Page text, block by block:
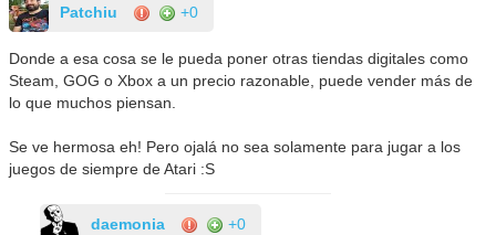
Patchiu +0
Donde a esa cosa se le pueda poner otras tiendas digitales como
Steam, GOG o Xbox a un precio razonable, puede vender más de
lo que muchos piensan.
Se ve hermosa eh! Pero ojalá no sea solamente para jugar a los
juegos de siempre de Atari :S
daemonia +0